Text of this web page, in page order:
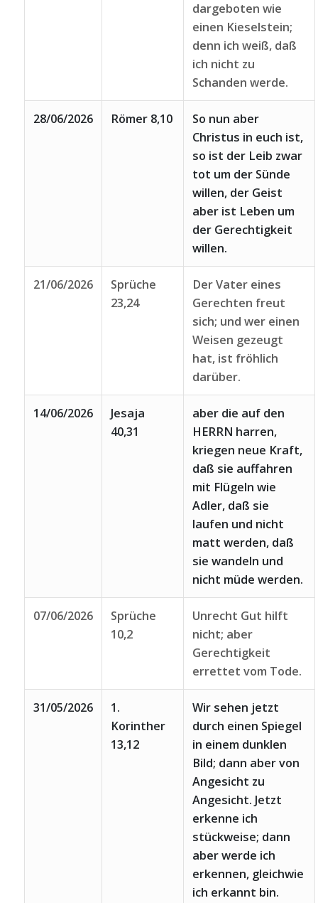
dargeboten wie
einen Kieselstein;
denn ich weiß, daß
ich nicht zu
Schanden werde.
28/06/2026 Römer 8,10
So nun aber
Christus in euch ist,
so ist der Leib zwar
tot um der Sünde
willen, der Geist
aber ist Leben um
der Gerechtigkeit
willen.
21/06/2026
Sprüche
23,24
Der Vater eines
Gerechten freut
sich; und wer einen
Weisen gezeugt
hat, ist fröhlich
darüber.
14/06/2026
Jesaja
40,31
aber die auf den
HERRN harren,
kriegen neue Kraft,
daß sie auffahren
mit Flügeln wie
Adler, daß sie
laufen und nicht
matt werden, daß
sie wandeln und
nicht müde werden.
07/06/2026
Sprüche
10,2
Unrecht Gut hilft
nicht; aber
Gerechtigkeit
errettet vom Tode.
31/05/2026
1.
Korinther
13,12
Wir sehen jetzt
durch einen Spiegel
in einem dunklen
Bild; dann aber von
Angesicht zu
Angesicht. Jetzt
erkenne ich
stückweise; dann
aber werde ich
erkennen, gleichwie
ich erkannt bin.